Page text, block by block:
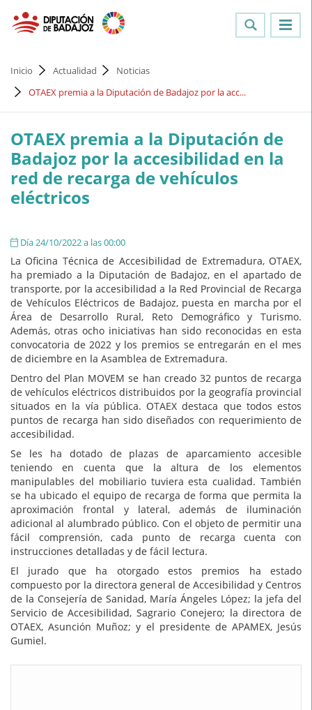
Inicio Actualidad
Noticias
OTAEX premia a la Diputación de Badajoz por la acc...
OTAEX premia a la Diputación de
Badajoz por la accesibilidad en la
red de recarga de vehículos
eléctricos
Día 24/10/2022 a las 00:00
La Oficina Técnica de Accesibilidad de Extremadura, OTAEX,
ha premiado a la Diputación de Badajoz, en el apartado de
transporte, por la accesibilidad a la Red Provincial de Recarga
de Vehículos Eléctricos de Badajoz, puesta en marcha por el
Área de Desarrollo Rural, Reto Demográfico y Turismo.
Además, otras ocho iniciativas han sido reconocidas en esta
convocatoria de 2022 y los premios se entregarán en el mes
de diciembre en la Asamblea de Extremadura.
Dentro del Plan MOVEM se han creado 32 puntos de recarga
de vehículos eléctricos distribuidos por la geografía provincial
situados en la vía pública. OTAEX destaca que todos estos
puntos de recarga han sido diseñados con requerimiento de
accesibilidad.
Se les ha dotado de plazas de aparcamiento accesible
teniendo en cuenta que la altura de los elementos
manipulables del mobiliario tuviera esta cualidad. También
se ha ubicado el equipo de recarga de forma que permita la
aproximación frontal y lateral, además de iluminación
adicional al alumbrado público. Con el objeto de permitir una
fácil comprensión, cada punto de recarga cuenta con
instrucciones detalladas y de fácil lectura.
El jurado que ha otorgado estos premios ha estado
compuesto por la directora general de Accesibilidad y Centros
de la Consejería de Sanidad, María Ángeles López; la jefa del
Servicio de Accesibilidad, Sagrario Conejero; la directora de
OTAEX, Asunción Muñoz; y el presidente de APAMEX, Jesús
Gumiel.